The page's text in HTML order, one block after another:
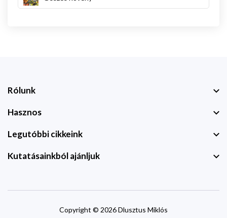
Rólunk
Hasznos
Legutóbbi cikkeink
Kutatásainkból ajánljuk
Copyright © 2026 Dlusztus Miklós